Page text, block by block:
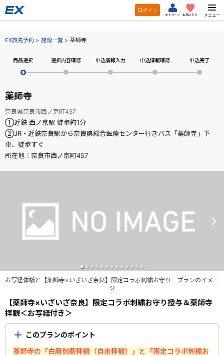
ログイン
マイページ お気に入り メニュー
EX旅先予約 施設一覧 薬師寺
商品選択 選択内容確認 申込情報入力 申込情報確認 申込完了
薬師寺
奈良県奈良市西ノ京町457
①近鉄 西ノ京駅 徒歩約1分
②JR・近鉄奈良駅から奈良県総合医療センター行きバス「薬師寺」下
車、徒歩すぐ
所在地：奈良市西ノ京町457
お写経体験と【薬師寺×いざいざ奈良】限定コラボ刺繍お守り プランのイメー
ジ
【薬師寺×いざいざ奈良】限定コラボ刺繍お守り授与＆薬師寺
拝観＜お写経付き＞
このプランのポイント
薬師寺の「白鳳伽藍拝観（自由拝観）」と「限定コラボ刺繍お